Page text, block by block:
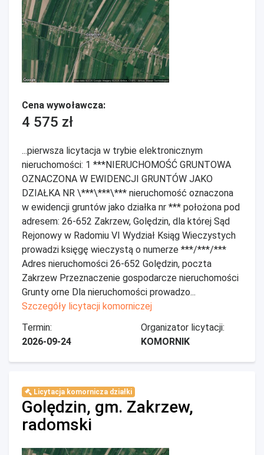
Cena wywoławcza:
4 575 zł
...pierwsza licytacja w trybie elektronicznym
nieruchomości: 1 ***NIERUCHOMOŚĆ GRUNTOWA
OZNACZONA W EWIDENCJI GRUNTÓW JAKO
DZIAŁKA NR \***\***\*** nieruchomość oznaczona
w ewidencji gruntów jako działka nr *** położona pod
adresem: 26-652 Zakrzew, Golędzin, dla której Sąd
Rejonowy w Radomiu VI Wydział Ksiąg Wieczystych
prowadzi księgę wieczystą o numerze ***/***/***
Adres nieruchomości 26-652 Golędzin, poczta
Zakrzew Przeznaczenie gospodarcze nieruchomości
Grunty orne Dla nieruchomości prowadzo...
Szczegóły licytacji komorniczej
Termin:
2026-09-24
Organizator licytacji:
KOMORNIK
Licytacja komornicza działki
Golędzin, gm. Zakrzew,
radomski